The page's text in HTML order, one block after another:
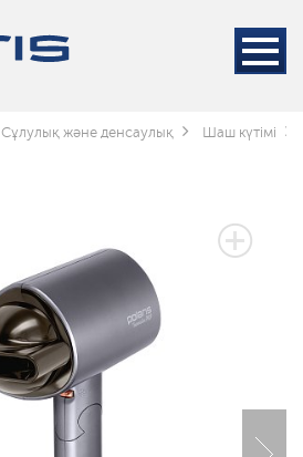
Сұлулық және денсаулық Шаш күтімі